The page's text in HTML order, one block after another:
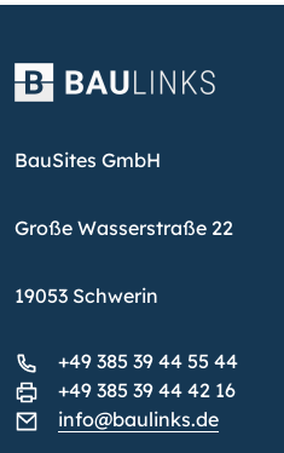
BauSites GmbH
Große Wasserstraße 22
19053 Schwerin
+49 385 39 44 55 44
+49 385 39 44 42 16
info@baulinks.de